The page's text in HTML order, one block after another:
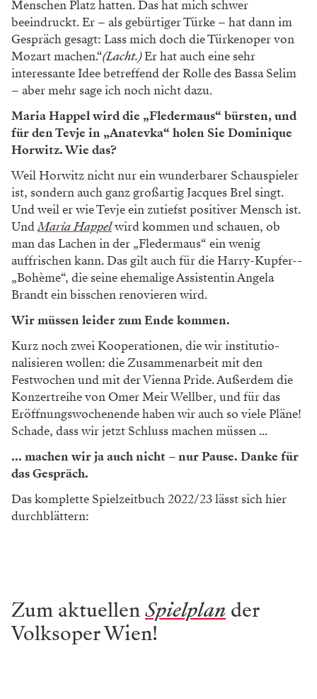
Menschen Platz hatten. Das hat mich schwer
beeindruckt. Er – als gebürtiger Türke – hat dann im
Gespräch gesagt: Lass mich doch die Türkenoper von
Mozart machen.“(Lacht.)Er hat auch eine sehr
interessante Idee betreffend der Rolle des Bassa Selim
– aber mehr sage ich noch nicht dazu.
Maria Happel wird die „Fledermaus“ bürsten, und
für den Tevje in „Anatevka“ holen Sie Dominique
Horwitz. Wie das?
Weil Horwitz nicht nur ein wunderbarer Schau­spieler
ist, sondern auch ganz großartig Jacques Brel singt.
Und weil er wie Tevje ein zutiefst positiver Mensch ist.
UndMaria Happelwird kommen und schauen, ob
man das Lachen in der „Fledermaus“ ein wenig
auffrischen kann. Das gilt auch für die Harry­-Kupfer-­
„Bohème“, die seine ehemalige Assistentin Angela
Brandt ein bisschen renovieren wird.
Wir müssen leider zum Ende kommen.
Kurz noch zwei Kooperationen, die wir institutio­
nalisieren wollen: die Zusammenarbeit mit den
Festwochen und mit der Vienna Pride. Außerdem die
Konzertreihe von Omer Meir Wellber, und für das
Eröffnungswochenende haben wir auch so viele Pläne!
Schade, dass wir jetzt Schluss machen müssen ...
... machen wir ja auch nicht – nur Pause. Danke für
das Gespräch.
Das komplette Spielzeitbuch 2022/23 lässt sich hier
durchblättern:
Zum aktuellenSpielplan der
Volksoper Wien!